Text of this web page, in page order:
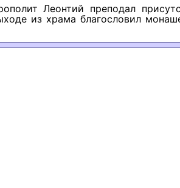
Леонтий преподал
из храма благословил